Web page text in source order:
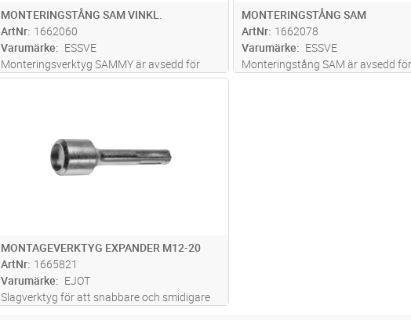
MONTERINGSTÅNG SAM VINKL.
ArtNr 1662060
Varumärke
ESSVE
Monteringsverktyg SAMMY är avsedd för
montering av SAM Metallexpander.
MONTERINGSTÅNG SAM
ArtNr 1662078
Varumärke
ESSVE
Monteringstång SAM är avsedd för
MONTAGEVERKTYG EXPANDER M12-20
ArtNr 1665821
Varumärke
EJOT
Slagverktyg för att snabbare och smidigare